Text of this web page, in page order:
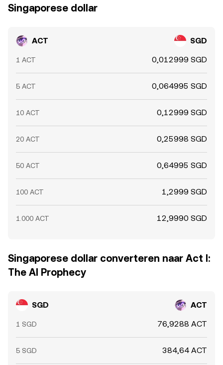
Singaporese dollar
ACT SGD
1 ACT 0,012999 SGD
5 ACT 0,064995 SGD
10 ACT 0,12999 SGD
20 ACT 0,25998 SGD
50 ACT 0,64995 SGD
100 ACT 1,2999 SGD
1.000 ACT 12,9990 SGD
Singaporese dollar converteren naar Act I:
The AI Prophecy
SGD ACT
1 SGD 76,9288 ACT
5 SGD 384,64 ACT